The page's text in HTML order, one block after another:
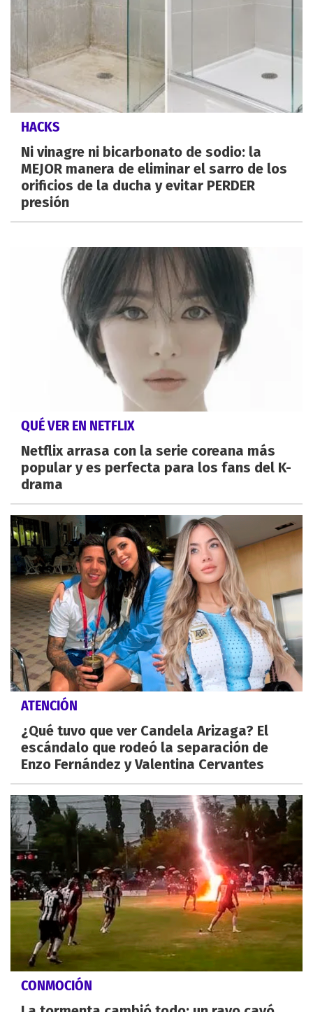
HACKS
Ni vinagre ni bicarbonato de sodio: la
MEJOR manera de eliminar el sarro de los
orificios de la ducha y evitar PERDER
presión
QUÉ VER EN NETFLIX
Netflix arrasa con la serie coreana más
popular y es perfecta para los fans del K-
drama
ATENCIÓN
¿Qué tuvo que ver Candela Arizaga? El
escándalo que rodeó la separación de
Enzo Fernández y Valentina Cervantes
CONMOCIÓN